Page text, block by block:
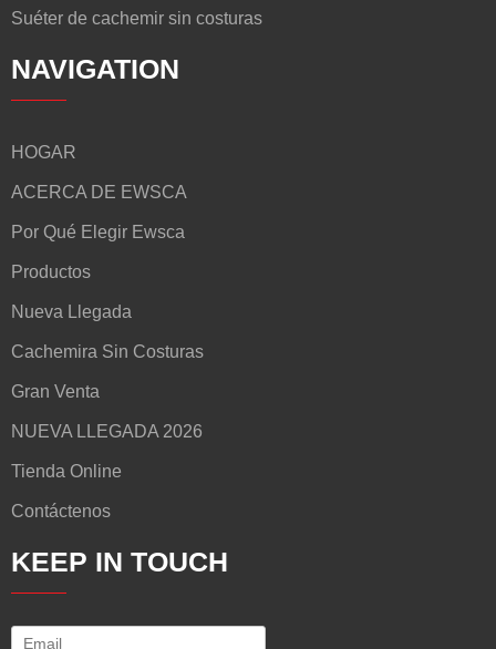
Suéter de cachemir sin costuras
NAVIGATION
HOGAR
ACERCA DE EWSCA
Por Qué Elegir Ewsca
Productos
Nueva Llegada
Cachemira Sin Costuras
Gran Venta
NUEVA LLEGADA 2026
Tienda Online
Contáctenos
KEEP IN TOUCH